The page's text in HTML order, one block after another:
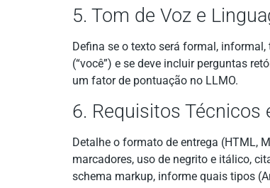
5. Tom de Voz e
Defina se o texto será formal,
(“você”) e se deve incluir perguntas
um fator de pontuação no LLMO.
6. Requisitos Técnicos
Detalhe o formato de entrega (HTML,
marcadores, uso de negrito e itálico,
schema markup, informe quais tipos